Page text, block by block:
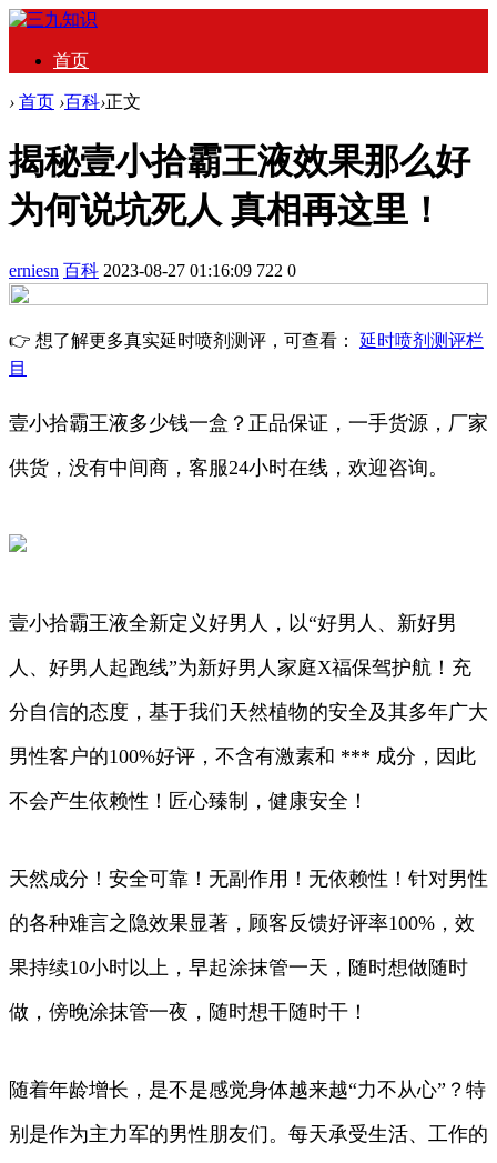
首页
› 首页 ›百科›正文
揭秘壹小拾霸王液效果那么好
为何说坑死人 真相再这里！
erniesn 百科 2023-08-27 01:16:09 722 0
👉 想了解更多真实延时喷剂测评，可查看： 延时喷剂测评栏
目
壹小拾霸王液多少钱一盒？正品保证，一手货源，厂家
供货，没有中间商，客服24小时在线，欢迎咨询。
壹小拾霸王液全新定义好男人，以“好男人、新好男
人、好男人起跑线”为新好男人家庭X福保驾护航！充
分自信的态度，基于我们天然植物的安全及其多年广大
男性客户的100%好评，不含有激素和 *** 成分，因此
不会产生依赖性！匠心臻制，健康安全！
天然成分！安全可靠！无副作用！无依赖性！针对男性
的各种难言之隐效果显著，顾客反馈好评率100%，效
果持续10小时以上，早起涂抹管一天，随时想做随时
做，傍晚涂抹管一夜，随时想干随时干！
随着年龄增长，是不是感觉身体越来越“力不从心”？特
别是作为主力军的男性朋友们。每天承受生活、工作的